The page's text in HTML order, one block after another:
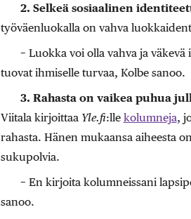
2. Selkeä sosiaalinen
työväenluokalla on vahva
− Luokka voi olla vahva ja
tuovat ihmiselle turvaa, Kolbe sanoo.
3. Rahasta on vaikea puhua
Viitala kirjoittaa Yle.fi:lle kolumneja,
rahasta. Hänen mukaansa aiheesta
sukupolvia.
− En kirjoita kolumneissani
sanoo.